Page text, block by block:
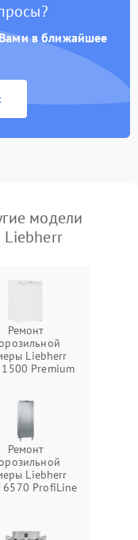
в ближайшее
модели
Liebherr
Ремонт
Liebherr
1500 Premium
Ремонт
Liebherr
6570 ProfiLine